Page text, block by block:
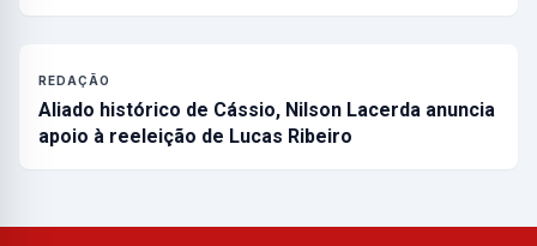
REDAÇÃO
Aliado histórico de Cássio, Nilson Lacerda anuncia
apoio à reeleição de Lucas Ribeiro